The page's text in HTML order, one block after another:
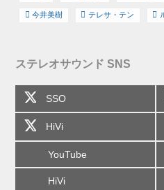
今井美樹 テレサ・テン
ステレオサウンド SNS
SSO
HiVi
YouTube
HiVi